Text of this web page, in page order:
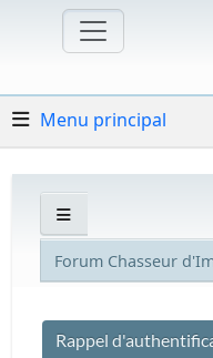
Menu principal
Forum Chasseur
Rappel